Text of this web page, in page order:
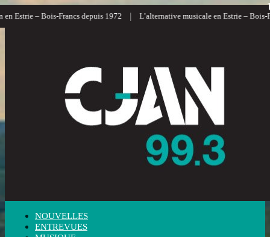
– Bois-Francs depuis 1972 | L’alternative musicale en Estrie – Bois-
NOUVELLES
ENTREVUES